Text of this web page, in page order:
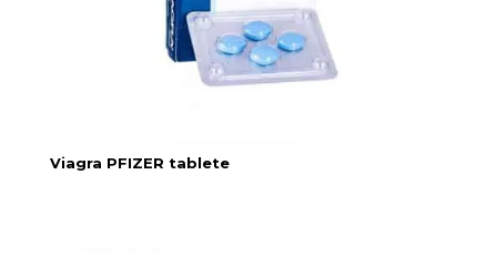
Viagra PFIZER tablete